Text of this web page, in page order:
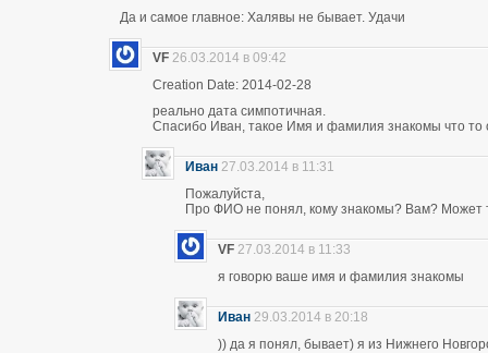
Да и самое главное: Халявы не бывает. Удачи
VF 26.03.2014 в 09:42
Creation Date: 2014-02-28
реально дата симпотичная.
Спасибо Иван, такое Имя и фамилия знакомы что то
Иван 27.03.2014 в 11:31
Пожалуйста,
Про ФИО не понял, кому знакомы? Вам? Может
VF 27.03.2014 в 11:33
я говорю ваше имя и фамилия знакомы
Иван 29.03.2014 в 20:18
)) да я понял, бывает) я из Нижнего